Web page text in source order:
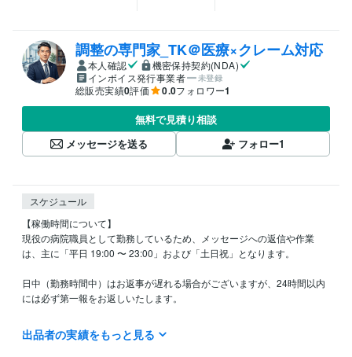
調整の専門家_TK＠医療×クレーム対応
本人確認
機密保持契約(NDA)
インボイス発行事業者
未登録
総販売実績0評価 0.0フォロワー1
無料で見積り相談
メッセージを送る
フォロー1
スケジュール
【稼働時間について】
現役の病院職員として勤務しているため、メッセージへの返信や作業
は、主に「平日 19:00 〜 23:00」および「土日祝」となります。
日中（勤務時間中）はお返事が遅れる場合がございますが、24時間以内
には必ず第一報をお返しいたします。
【納期の目安】
テキスト形式での回答・代行となりますので、隙間時間を活用し、迅速
出品者の実績をもっと見る